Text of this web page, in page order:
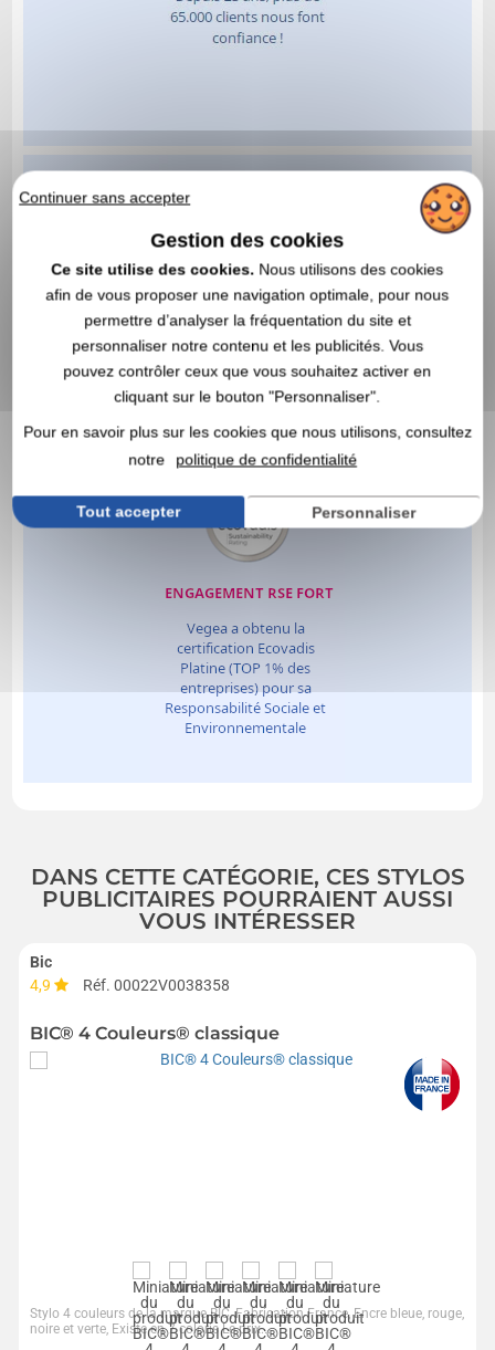
DANS CETTE CATÉGORIE, CES STYLOS
PUBLICITAIRES POURRAIENT AUSSI
VOUS INTÉRESSER
Bic
4,9
Réf. 00022V0038358
BIC® 4 Couleurs® classique
Stylo 4 couleurs de la marque BIC, Fabrication France, Encre bleue, rouge,
noire et verte, Existe en 7 coloris Le prix...
Continuer sans accepter
Gestion des cookies
Ce site utilise des cookies. Nous utilisons des cookies
afin de vous proposer une navigation optimale, pour nous
permettre d’analyser la fréquentation du site et
personnaliser notre contenu et les publicités. Vous
pouvez contrôler ceux que vous souhaitez activer en
cliquant sur le bouton "Personnaliser".
Pour en savoir plus sur les cookies que nous utilisons, consultez
notre
politique de confidentialité
Tout accepter Personnaliser